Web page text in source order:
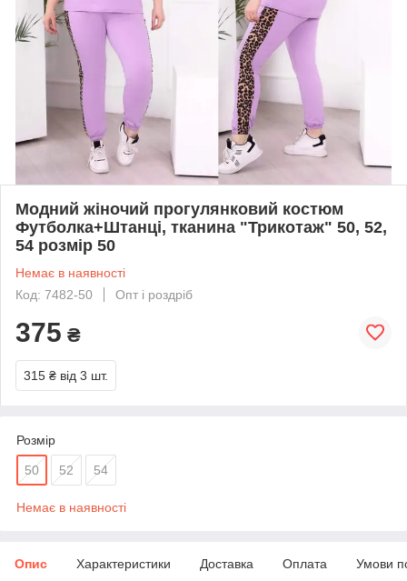
Модний жіночий прогулянковий костюм
Футболка+Штанці, тканина "Трикотаж" 50, 52,
54 розмір 50
Немає в наявності
Код: 7482-50
Опт і роздріб
375 ₴
315 ₴ від 3 шт.
Розмір
50 52 54
Немає в наявності
Опис Характеристики Доставка Оплата Умови